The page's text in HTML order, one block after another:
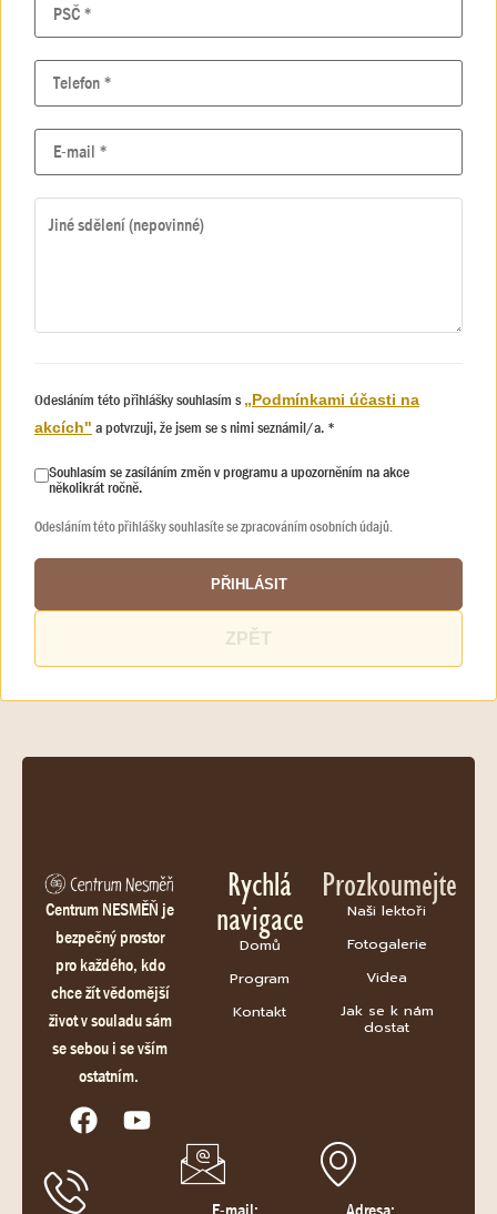
Odesláním této přihlášky souhlasím s„Podmínkami účasti na
akcích" a potvrzuji, že jsem se s nimi seznámil/a. *
Souhlasím se zasíláním změn v programu a upozorněním na akce
několikrát ročně.
Odesláním této přihlášky souhlasíte se zpracováním osobních údajů.
PŘIHLÁSIT
ZPĚT
Centrum NESMĚŇ je
bezpečný prostor
pro každého, kdo
chce žít vědomější
život v souladu sám
se sebou i se vším
ostatním.
Rychlá
navigace
Domů
Program
Kontakt
Prozkoumejte
Naši lektoři
Fotogalerie
Videa
Jak se k nám
dostat